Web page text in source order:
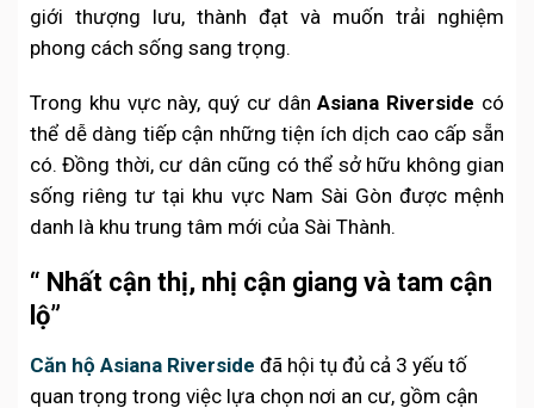
giới thượng lưu, thành đạt và muốn trải nghiệm
phong cách sống sang trọng.
Trong khu vực này, quý cư dânAsiana Riverside có
thể dễ dàng tiếp cận những tiện ích dịch cao cấp sẵn
có. Đồng thời, cư dân cũng có thể sở hữu không gian
sống riêng tư tại khu vực Nam Sài Gòn được mệnh
danh là khu trung tâm mới của Sài Thành.
“ Nhất cận thị, nhị cận giang và tam cận
lộ”
Căn hộ Asiana Riverside đã hội tụ đủ cả 3 yếu tố
quan trọng trong việc lựa chọn nơi an cư, gồm cận